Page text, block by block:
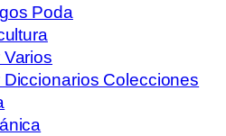
Poda
Varios
Diccionarios Colecciones